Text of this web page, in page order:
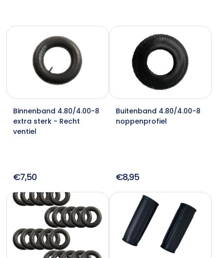
Binnenband 4.80/4.00-8
extra sterk - Recht
ventiel
€7,50
Buitenband 4.80/4.00-8
noppenprofiel
€8,95